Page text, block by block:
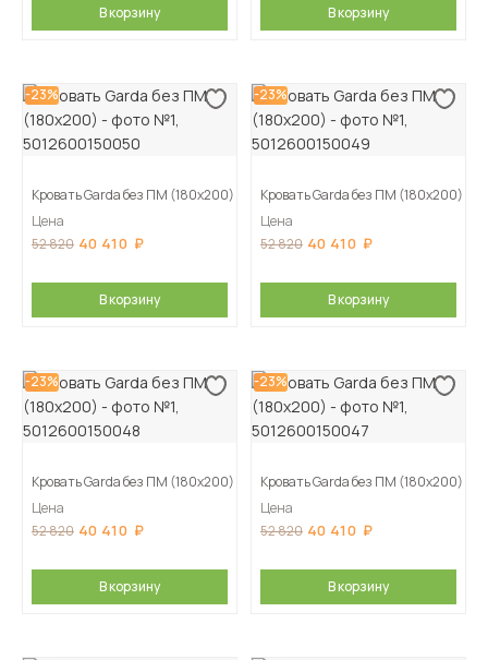
В корзину В корзину
-23%
Кровать Garda без ПМ (180х200)
Цена
52 820 40 410
В корзину
-23%
Кровать Garda без ПМ (180х200)
Цена
52 820 40 410
В корзину
-23%
Кровать Garda без ПМ (180х200)
Цена
52 820 40 410
В корзину
-23%
Кровать Garda без ПМ (180х200)
Цена
52 820 40 410
В корзину